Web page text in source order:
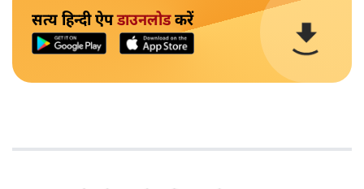
सत्य हिन्दी ऐपडाउनलोडकरें